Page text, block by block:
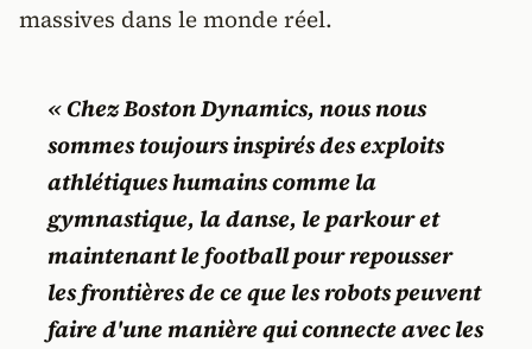
massives dans le monde réel.
« Chez Boston Dynamics, nous nous
sommes toujours inspirés des exploits
athlétiques humains comme la
gymnastique, la danse, le parkour et
maintenant le football pour repousser
les frontières de ce que les robots peuvent
faire d'une manière qui connecte avec les